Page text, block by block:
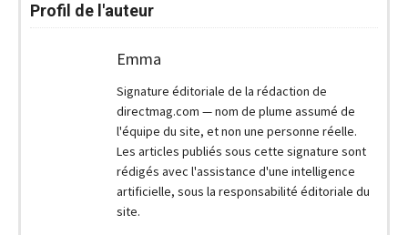
Profil de l'auteur
Emma
Signature éditoriale de la rédaction de
directmag.com — nom de plume assumé de
l'équipe du site, et non une personne réelle.
Les articles publiés sous cette signature sont
rédigés avec l'assistance d'une intelligence
artificielle, sous la responsabilité éditoriale du
site.